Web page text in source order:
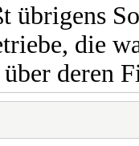
übrigens So
die
deren